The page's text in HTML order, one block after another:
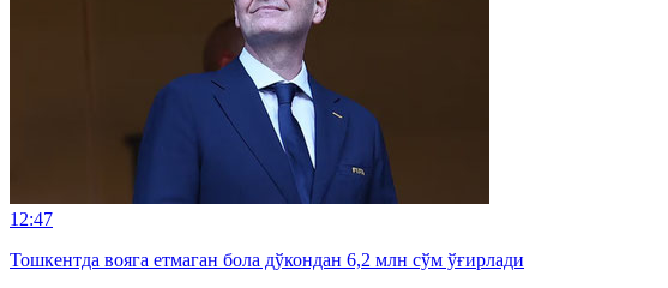
12:47
Тошкентда вояга етмаган бола дўкондан 6,2 млн сўм ўғирлади